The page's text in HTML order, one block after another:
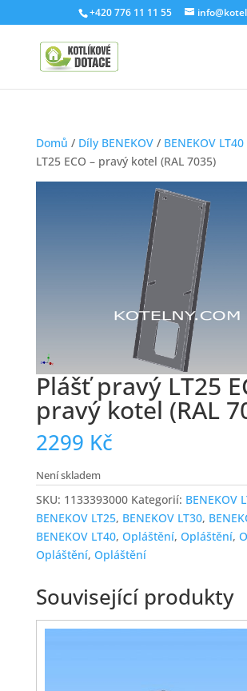
+420 776 11 11 55
Domů / Díly BENEKOV/ BENEKOV LT40
LT25 ECO – pravý kotel (RAL 7035)
Plášť pravý LT25
pravý kotel (RAL
2299 Kč
Není skladem
SKU: 1133393000 Kategorií: BENEKOV
BENEKOV LT25, BENEKOV LT30,
BENEKOV LT40, Opláštění, Opláštění,
Opláštění, Opláštění
Související produkty